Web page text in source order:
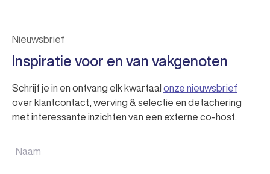
Nieuwsbrief
Inspiratie voor en van vakgenoten
Schrijf je in en ontvang elk kwartaal onze nieuwsbrief
over klantcontact, werving & selectie en detachering
met interessante inzichten van een externe co-host.